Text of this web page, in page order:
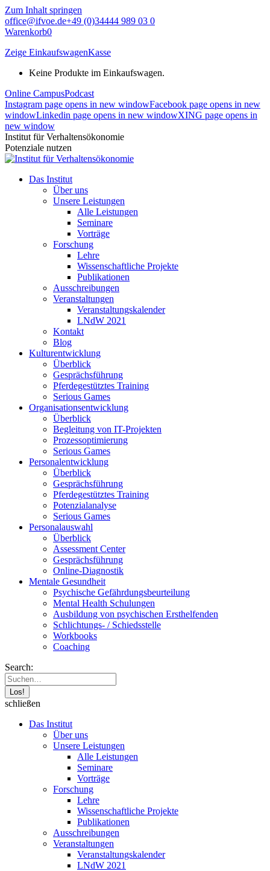
Zum Inhalt springen
office@ifvoe.de+49 (0)34444 989 03 0
Warenkorb0
Zeige EinkaufswagenKasse
Keine Produkte im Einkaufswagen.
Online CampusPodcast
Instagram page opens in new windowFacebook page opens in new
windowLinkedin page opens in new windowXING page opens in
new window
Institut für Verhaltensökonomie
Potenziale nutzen
Das Institut
Über uns
Unsere Leistungen
Alle Leistungen
Seminare
Vorträge
Forschung
Lehre
Wissenschaftliche Projekte
Publikationen
Ausschreibungen
Veranstaltungen
Veranstaltungskalender
LNdW 2021
Kontakt
Blog
Kulturentwicklung
Überblick
Gesprächsführung
Pferdegestütztes Training
Serious Games
Organisationsentwicklung
Überblick
Begleitung von IT-Projekten
Prozessoptimierung
Serious Games
Personalentwicklung
Überblick
Gesprächsführung
Pferdegestütztes Training
Potenzialanalyse
Serious Games
Personalauswahl
Überblick
Assessment Center
Gesprächsführung
Online-Diagnostik
Mentale Gesundheit
Psychische Gefährdungs­beurteilung
Mental Health Schulungen
Ausbildung von psychischen Ersthelfenden
Schlichtungs- / Schiedsstelle
Workbooks
Coaching
Search:
schließen
Das Institut
Über uns
Unsere Leistungen
Alle Leistungen
Seminare
Vorträge
Forschung
Lehre
Wissenschaftliche Projekte
Publikationen
Ausschreibungen
Veranstaltungen
Veranstaltungskalender
LNdW 2021